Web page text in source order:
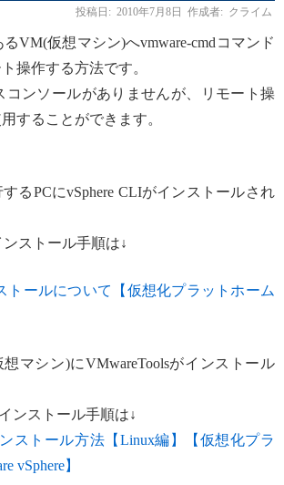
投稿日: 2010年7月8日 作成者: クライム
VM(仮想マシン)へvmware-cmdコマンド
操作する方法です。
コンソールがありませんが、リモート操
することができます。
するPCにvSphere CLIがインストールされ
ストール手順は↓
トールについて【仮想化プラットホーム
想マシン)にVMwareToolsがインストール
ンストール手順は↓
ストール方法【Linux編】【仮想化プラ
vSphere】